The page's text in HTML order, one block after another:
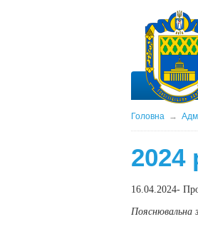
Головна→
2024
16.04.2024- Про
Пояснювальна